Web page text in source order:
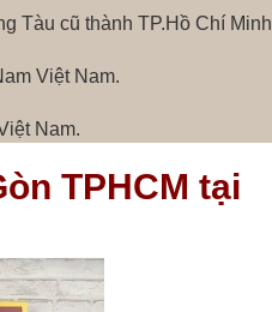
Tàu cũ thành TP.Hồ Chí Minh
Việt Nam.
Nam.
TPHCM tại